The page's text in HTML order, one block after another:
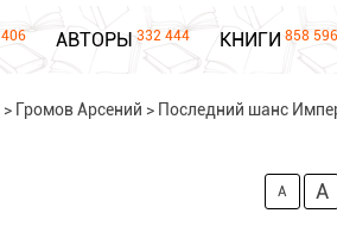
406 АВТОРЫ 332 444 КНИГИ 858 596
> Громов Арсений > Последний шанс
A A